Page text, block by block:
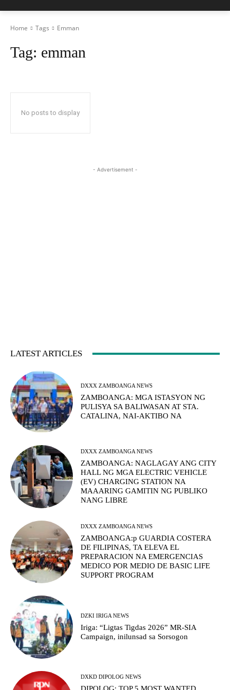
Home Tags Emman
Tag: emman
No posts to display
- Advertisement -
LATEST ARTICLES
DXXX ZAMBOANGA NEWS
ZAMBOANGA: MGA ISTASYON NG
PULISYA SA BALIWASAN AT STA.
CATALINA, NAI-AKTIBO NA
DXXX ZAMBOANGA NEWS
ZAMBOANGA: NAGLAGAY ANG CITY
HALL NG MGA ELECTRIC VEHICLE
(EV) CHARGING STATION NA
MAAARING GAMITIN NG PUBLIKO
NANG LIBRE
DXXX ZAMBOANGA NEWS
ZAMBOANGA:p GUARDIA COSTERA
DE FILIPINAS, TA ELEVA EL
PREPARACION NA EMERGENCIAS
MEDICO POR MEDIO DE BASIC LIFE
SUPPORT PROGRAM
DZKI IRIGA NEWS
Iriga: “Ligtas Tigdas 2026” MR-SIA
Campaign, inilunsad sa Sorsogon
DXKD DIPOLOG NEWS